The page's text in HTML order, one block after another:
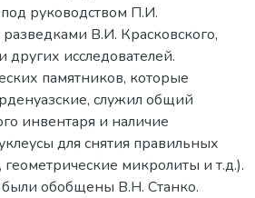
руководством П.И.
В.И. Красковского,
исследователей.
памятников, которые
служил общий
инвентаря и наличие
для снятия правильных
микролиты и т.д.).
обобщены В.Н. Станко.